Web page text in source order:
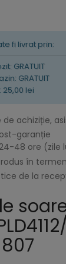
fi livrat prin:
GRATUIT
GRATUIT
25,00 lei
de achiziție,
garanție
48 ore (zile
în
de la
807